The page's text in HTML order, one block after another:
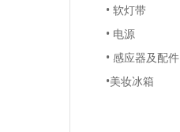
• 软灯带
• 电源
• 感应器及配件
•美妆冰箱